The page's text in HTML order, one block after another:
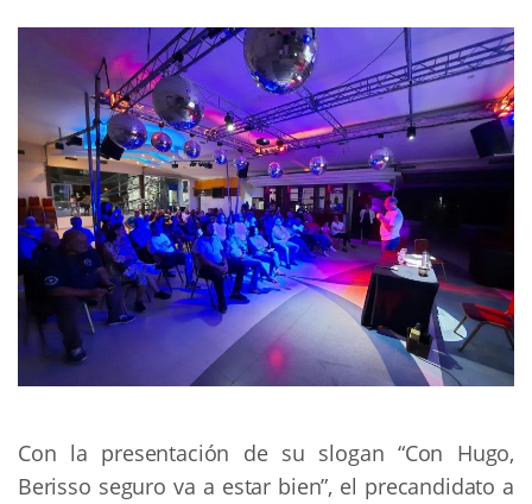
Con la presentación de su slogan “Con Hugo,
Berisso seguro va a estar bien”, el precandidato a